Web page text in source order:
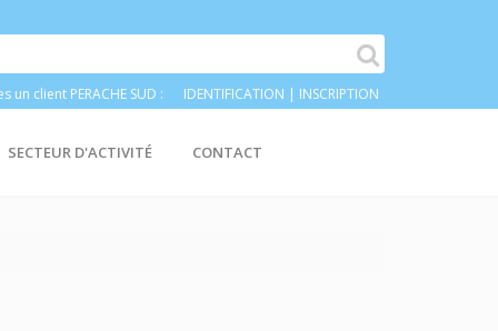
un client PERACHE SUD : IDENTIFICATION | INSCRIPTION
SECTEUR D'ACTIVITÉ CONTACT